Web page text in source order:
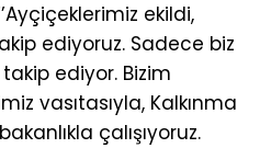
ekildi,
ediyoruz. Sadece biz
ediyor. Bizim
vasıtasıyla, Kalkınma
çalışıyoruz.